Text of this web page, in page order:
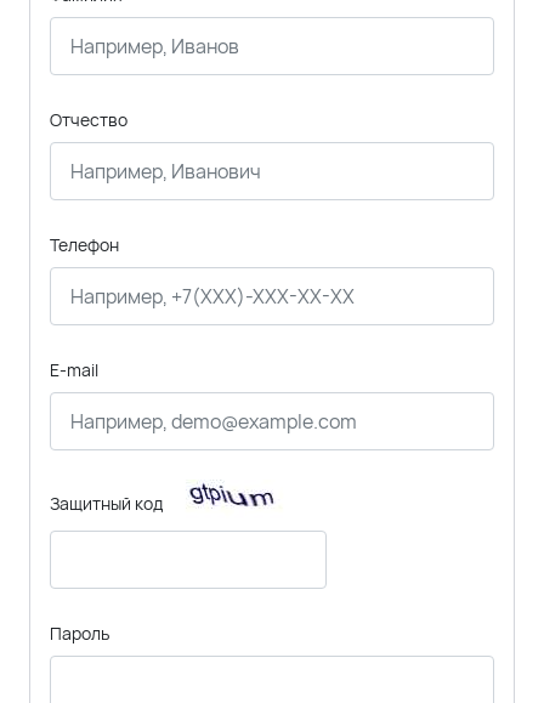
Отчество
Телефон
E-mail
Защитный код
Пароль